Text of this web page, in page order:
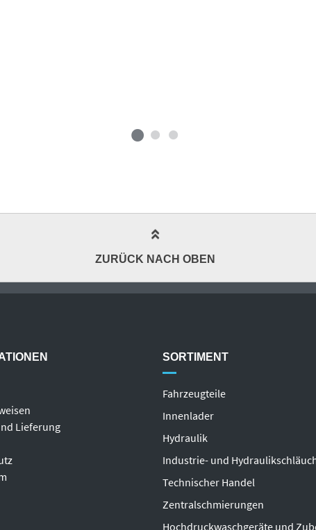
ZURÜCK NACH OBEN
Lieferung
SORTIMENT
Fahrzeugteile
Innenlader
Hydraulik
Industrie- und
Technischer Handel
Zentralschmierungen
Hochdruckwaschgeräte und